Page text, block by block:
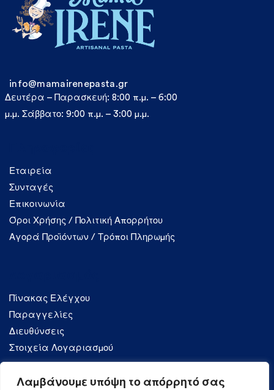
Λαμβάνουμε υπόψη το απόρρητό σας
Εταιρεία
Συνταγές
Επικοινωνία
Όροι Χρήσης / Πολιτική Απορρήτου
Αγορά Προϊόντων / Τρόποι Πληρωμής
Πίνακας Ελέγχου
Παραγγελίες
Διευθύνσεις
Στοιχεία Λογαριασμού
Κατηγορίες
info@mamairenepasta.gr
Δευτέρα – Παρασκευή: 8:00 π.μ. – 6:00
μ.μ. Σάββατο: 9:00 π.μ. – 3:00 μ.μ.